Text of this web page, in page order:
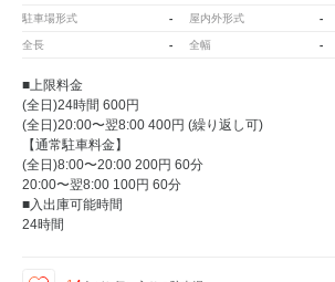
駐車場形式 - 屋内外形式 -
全長 - 全幅 -
■上限料金
(全日)24時間 600円
(全日)20:00〜翌8:00 400円 (繰り返し可)
【通常駐車料金】
(全日)8:00〜20:00 200円 60分
20:00〜翌8:00 100円 60分
■入出庫可能時間
24時間